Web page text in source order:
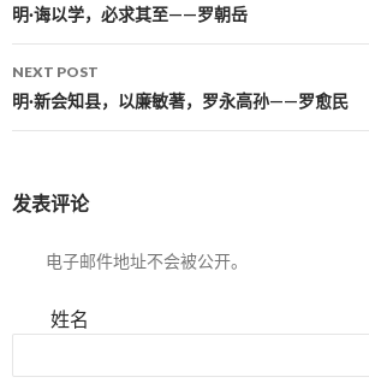
Post navigation
明·诲以学，必求其至——罗朝岳
NEXT POST
明·新会知县，以廉敏著，罗永高孙——罗愈民
发表评论
电子邮件地址不会被公开。
姓名